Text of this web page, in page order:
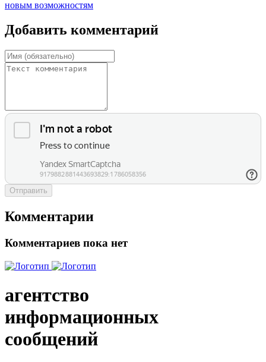
новым возможностям
Добавить комментарий
Отправить
Комментарии
Комментариев пока нет
агентство
информационных
сообщений